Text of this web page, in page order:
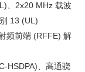
、2x20 MHz 载波
13 (UL)
频前端 (RFFE) 解
HSDPA)、高通骁